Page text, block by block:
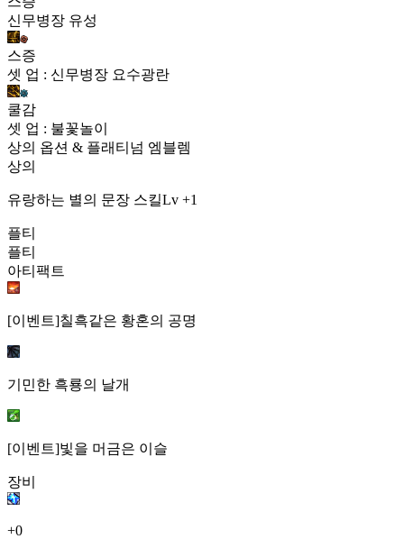
신무병장 유성
스증
셋 업 : 신무병장 요수광란
쿨감
셋 업 : 불꽃놀이
상의 옵션 & 플래티넘 엠블렘
상의
유랑하는 별의 문장 스킬Lv +1
플티
플티
아티팩트
[이벤트]칠흑같은 황혼의 공명
기민한 흑룡의 날개
[이벤트]빛을 머금은 이슬
장비
+0